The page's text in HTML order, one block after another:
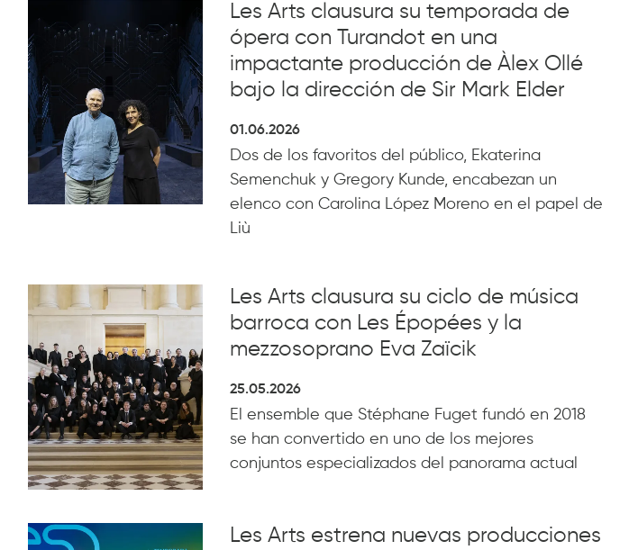
Les Arts clausura su temporada de
ópera con Turandot en una
impactante producción de Àlex Ollé
bajo la dirección de Sir Mark Elder
01.06.2026
Dos de los favoritos del público, Ekaterina
Semenchuk y Gregory Kunde, encabezan un
elenco con Carolina López Moreno en el papel de
Liù
Les Arts clausura su ciclo de música
barroca con Les Épopées y la
mezzosoprano Eva Zaïcik
25.05.2026
El ensemble que Stéphane Fuget fundó en 2018
se han convertido en uno de los mejores
conjuntos especializados del panorama actual
Les Arts estrena nuevas producciones